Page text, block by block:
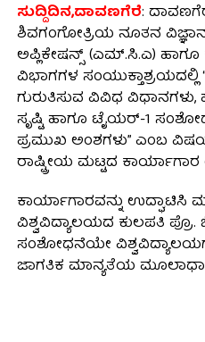
ಸುದ್ದಿದಿನ,ದಾವಣಗೆರೆ:
ಶಿವಗಂಗೋತ್ರಿಯ ನೂತನ
ಅಪ್ಲಿಕೇಷನ್ಸ್ (ಎಮ್.ಸಿ.ಎ) ಹಾಗೂ
ವಿಭಾಗಗಳ
ಗುರುತಿಸುವ ವಿವಿಧ
ಸೃಷ್ಟಿ ಹಾಗೂ ಟೈಯರ್-1
ಪ್ರಮುಖ ಅಂಶಗಳು” ಎಂಬ
ರಾಷ್ಟ್ರೀಯ ಮಟ್ಟದ
ಕಾರ್ಯಾಗಾರವನ್ನು ಉದ್ಘಾಟಿಸಿ
ವಿಶ್ವವಿದ್ಯಾಲಯದ ಕುಲಪತಿ
ಸಂಶೋಧನೆಯೇ
ಜಾಗತಿಕ ಮಾನ್ಯತೆಯ